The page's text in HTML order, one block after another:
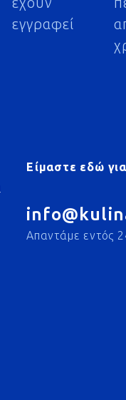
εγγραφεί
Είμαστε εδώ
Απαντάμε εντός